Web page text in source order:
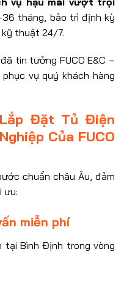
36 tháng, bảo trì định kỳ
kỹ thuật 24/7.
tin tưởng FUCO E&C –
vụ quý khách hàng
Đặt Tủ Điện
Của FUCO
chuẩn châu Âu, đảm
ưu:
miễn phí
tại Bình Định trong vòng